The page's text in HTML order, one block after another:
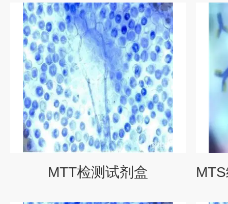
MTT检测试剂盒